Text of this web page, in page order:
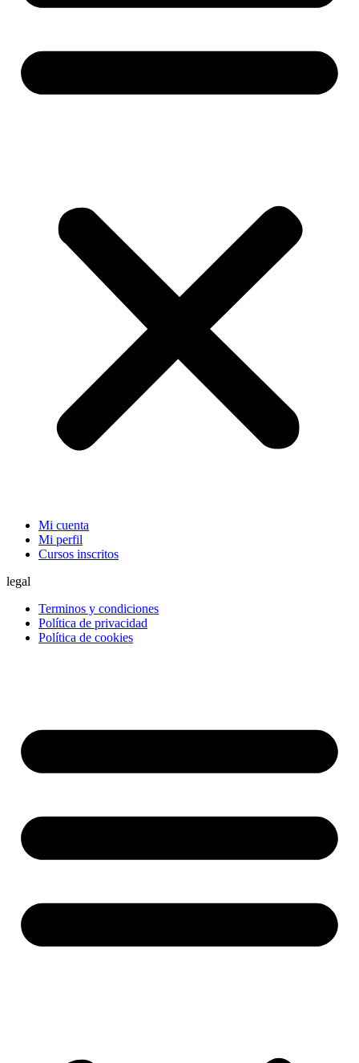
Mi cuenta
Mi perfil
Cursos inscritos
legal
Terminos y condiciones
Política de privacidad
Política de cookies